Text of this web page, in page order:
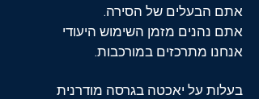
אתם הבעלים של הסירה.
אתם נהנים מזמן השימוש היעודי
אנחנו מתרכזים במורכבות.
בעלות על יאכטה בגרסה מודרנית